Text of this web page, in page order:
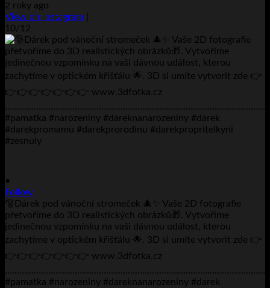
2 roky ago
View on Instagram
10/12
•
Follow
🎅Dárek pod vánoční stromeček 🎄✨ Vaše 2D fotografie
přetvoříme do 3D realistických obrázků🎁. Vytvoříme
jedinečnou vzpomínku na vaši dávnou událost, kterou
zachytíme v optickém křišťálu 🌟. 3D si umíte vytvorit zde 👉
👉👉👉👉👉👉👉 www.3dfotka.cz
………………………………………………………………………………………………..
#pamatka #narozeniny #dareknanarozeniny #darek